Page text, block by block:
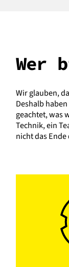
Wer
Wir glauben,
Deshalb
geachtet, was
Technik, ein
nicht das